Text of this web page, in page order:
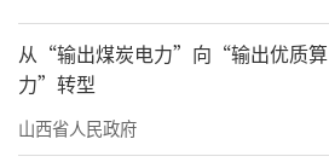
从“输出煤炭电力”向“输出优质算
力”转型
山西省人民政府